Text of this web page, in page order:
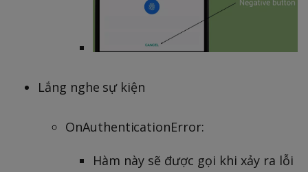
Lắng nghe sự kiện
OnAuthenticationError:
Hàm này sẽ được gọi khi xảy ra lỗi